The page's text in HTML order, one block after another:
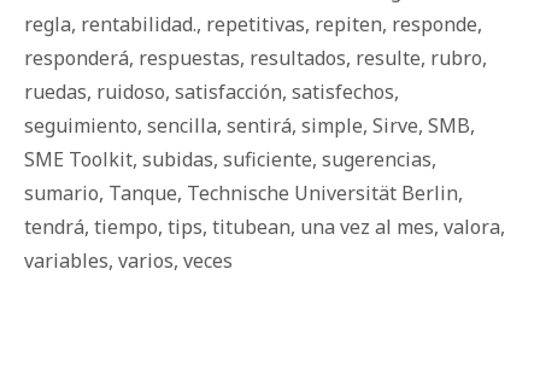
regla, rentabilidad., repetitivas, repiten, responde,
responderá, respuestas, resultados, resulte, rubro,
ruedas, ruidoso, satisfacción, satisfechos,
seguimiento, sencilla, sentirá, simple, Sirve, SMB,
SME Toolkit, subidas, suficiente, sugerencias,
sumario, Tanque, Technische Universität Berlin,
tendrá, tiempo, tips, titubean, una vez al mes, valora,
variables, varios, veces